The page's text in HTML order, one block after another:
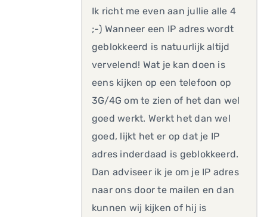
Ik richt me even aan jullie alle 4
;-) Wanneer een IP adres wordt
geblokkeerd is natuurlijk altijd
vervelend! Wat je kan doen is
eens kijken op een telefoon op
3G/4G om te zien of het dan wel
goed werkt. Werkt het dan wel
goed, lijkt het er op dat je IP
adres inderdaad is geblokkeerd.
Dan adviseer ik je om je IP adres
naar ons door te mailen en dan
kunnen wij kijken of hij is